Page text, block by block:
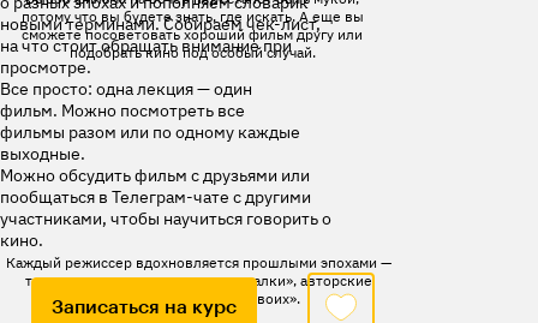
потому что вы будете знать, где искать. А еще вы
сможете посоветовать хороший фильм другу или
подобрать кино под особый случай.
Каждый режиссер вдохновляется прошлыми эпохами —
теперь вам станут понятны «пасхалки», авторские
задумки и шутки «для своих».
новыми терминами. Собираем чек-лист,
на что стоит обращать внимание при
просмотре.
Все просто: одна лекция — один
фильм. Можно посмотреть все
фильмы разом или по одному каждые
выходные.
Можно обсудить фильм с друзьями или
пообщаться в Телеграм-чате с другими
участниками, чтобы научиться говорить о
кино.
Записаться на курс